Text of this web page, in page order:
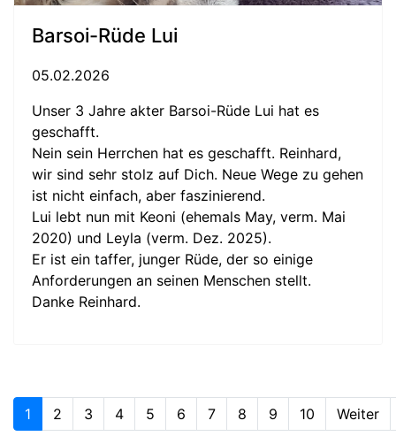
Barsoi-Rüde Lui
05.02.2026
Unser 3 Jahre akter Barsoi-Rüde Lui hat es
geschafft.
Nein sein Herrchen hat es geschafft. Reinhard,
wir sind sehr stolz auf Dich. Neue Wege zu gehen
ist nicht einfach, aber faszinierend.
Lui lebt nun mit Keoni (ehemals May, verm. Mai
2020) und Leyla (verm. Dez. 2025).
Er ist ein taffer, junger Rüde, der so einige
Anforderungen an seinen Menschen stellt.
Danke Reinhard.
1 2 3 4 5 6 7 8 9 10 Weiter